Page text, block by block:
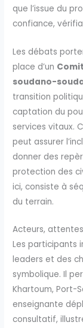
que l’issue du
confiance,
Les débats
place d’un
soudano-
transition
captation du
services vitaux.
peut assurer
donner des
protection des
ici, consiste à
du terrain.
Acteurs,
Les participants
leaders et des
symbolique. Il
Khartoum, Port-
enseignante
consultatif,